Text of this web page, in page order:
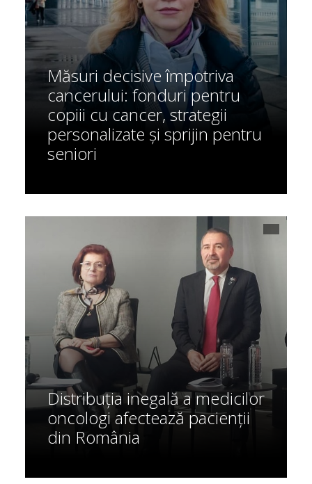
Măsuri decisive împotriva
cancerului: fonduri pentru
copiii cu cancer, strategii
personalizate și sprijin pentru
seniori
Distribuția inegală a medicilor
oncologi afectează pacienții
din România